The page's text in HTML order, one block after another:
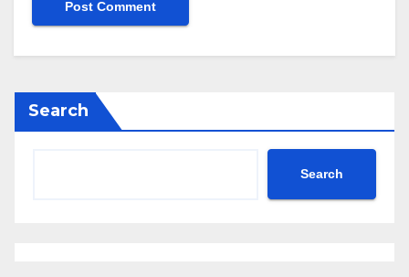
Search
Search